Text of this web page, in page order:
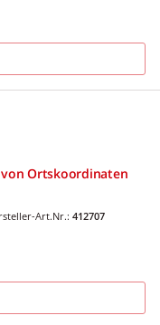
von Ortskoordinaten
Art.Nr.: 412707